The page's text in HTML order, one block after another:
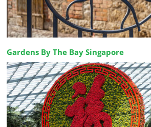
Gardens By The Bay Singapore